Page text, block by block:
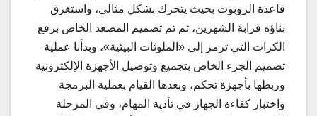
قاعدة الروبوت بحيث يتحرك بشكل مثالي، واستغرق
بناؤه قرابة الشهرين، ثم تم تصميم المصعد الخاص برفع
الكرات التي ترمز إلى «الملوثات البيئية»، وبدأنا عملية
تصميم الجزء الخاص بتجميع وتوصيل الأجهزة الإلكترونية
وربطها بأجهزة تحكم، وبعدها القيام بعملية البرمجة
واختبار كفاءة الجهاز في تأدية المهام، وفي المرحلة